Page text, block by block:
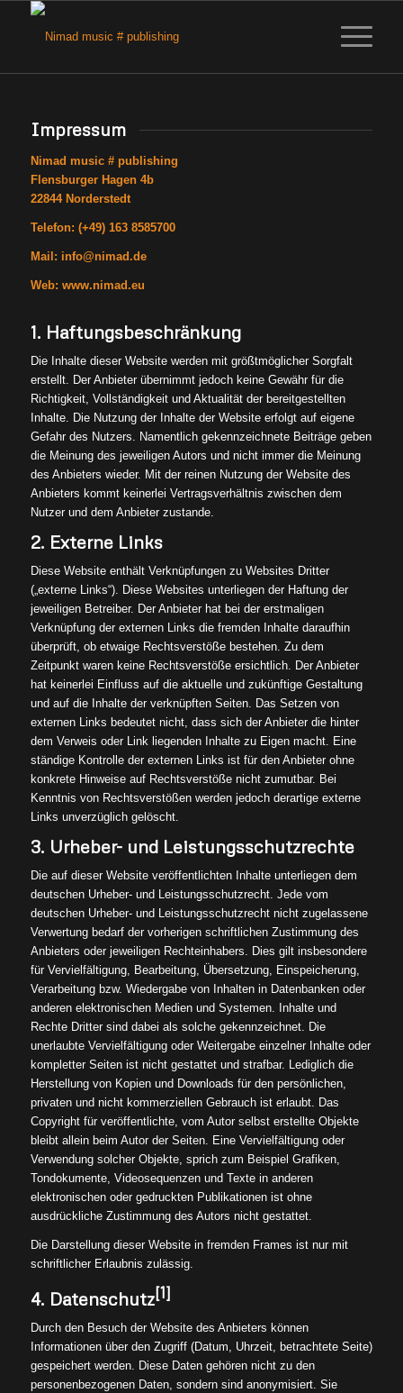
Impressum
Nimad music # publishing
Flensburger Hagen 4b
22844 Norderstedt
Telefon: (+49) 163 8585700
Mail: info@nimad.de
Web: www.nimad.eu
1. Haftungsbeschränkung
Die Inhalte dieser Website werden mit größtmöglicher Sorgfalt
erstellt. Der Anbieter übernimmt jedoch keine Gewähr für die
Richtigkeit, Vollständigkeit und Aktualität der bereitgestellten
Inhalte. Die Nutzung der Inhalte der Website erfolgt auf eigene
Gefahr des Nutzers. Namentlich gekennzeichnete Beiträge geben
die Meinung des jeweiligen Autors und nicht immer die Meinung
des Anbieters wieder. Mit der reinen Nutzung der Website des
Anbieters kommt keinerlei Vertragsverhältnis zwischen dem
Nutzer und dem Anbieter zustande.
2. Externe Links
Diese Website enthält Verknüpfungen zu Websites Dritter
(„externe Links“). Diese Websites unterliegen der Haftung der
jeweiligen Betreiber. Der Anbieter hat bei der erstmaligen
Verknüpfung der externen Links die fremden Inhalte daraufhin
überprüft, ob etwaige Rechtsverstöße bestehen. Zu dem
Zeitpunkt waren keine Rechtsverstöße ersichtlich. Der Anbieter
hat keinerlei Einfluss auf die aktuelle und zukünftige Gestaltung
und auf die Inhalte der verknüpften Seiten. Das Setzen von
externen Links bedeutet nicht, dass sich der Anbieter die hinter
dem Verweis oder Link liegenden Inhalte zu Eigen macht. Eine
ständige Kontrolle der externen Links ist für den Anbieter ohne
konkrete Hinweise auf Rechtsverstöße nicht zumutbar. Bei
Kenntnis von Rechtsverstößen werden jedoch derartige externe
Links unverzüglich gelöscht.
3. Urheber- und Leistungsschutzrechte
Die auf dieser Website veröffentlichten Inhalte unterliegen dem
deutschen Urheber- und Leistungsschutzrecht. Jede vom
deutschen Urheber- und Leistungsschutzrecht nicht zugelassene
Verwertung bedarf der vorherigen schriftlichen Zustimmung des
Anbieters oder jeweiligen Rechteinhabers. Dies gilt insbesondere
für Vervielfältigung, Bearbeitung, Übersetzung, Einspeicherung,
Verarbeitung bzw. Wiedergabe von Inhalten in Datenbanken oder
anderen elektronischen Medien und Systemen. Inhalte und
Rechte Dritter sind dabei als solche gekennzeichnet. Die
unerlaubte Vervielfältigung oder Weitergabe einzelner Inhalte oder
kompletter Seiten ist nicht gestattet und strafbar. Lediglich die
Herstellung von Kopien und Downloads für den persönlichen,
privaten und nicht kommerziellen Gebrauch ist erlaubt. Das
Copyright für veröffentlichte, vom Autor selbst erstellte Objekte
bleibt allein beim Autor der Seiten. Eine Vervielfältigung oder
Verwendung solcher Objekte, sprich zum Beispiel Grafiken,
Tondokumente, Videosequenzen und Texte in anderen
elektronischen oder gedruckten Publikationen ist ohne
ausdrückliche Zustimmung des Autors nicht gestattet.
Die Darstellung dieser Website in fremden Frames ist nur mit
schriftlicher Erlaubnis zulässig.
4. Datenschutz[1]
Durch den Besuch der Website des Anbieters können
Informationen über den Zugriff (Datum, Uhrzeit, betrachtete Seite)
gespeichert werden. Diese Daten gehören nicht zu den
personenbezogenen Daten, sondern sind anonymisiert. Sie